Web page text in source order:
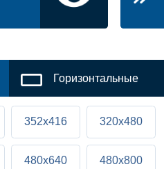
Горизонтальные
352x416 320x480
480x640 480x800